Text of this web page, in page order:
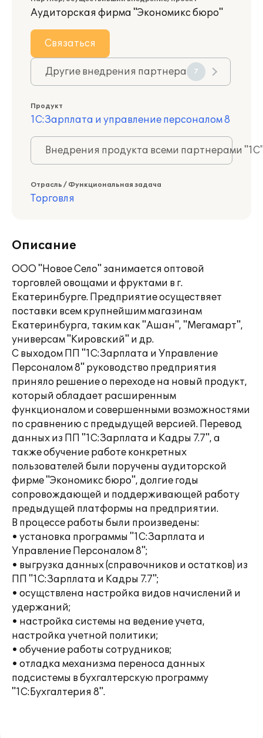
Аудиторская фирма "Экономикс бюро"
Связаться
Другие внедрения партнера 7
Продукт
1С:Зарплата и управление персоналом 8
Внедрения продукта всеми партнерами
Отрасль / Функциональная задача
Торговля
Описание
ООО "Новое Село" занимается оптовой
торговлей овощами и фруктами в г.
Екатеринбурге. Предприятие осуществяет
поставки всем крупнейшим магазинам
Екатеринбурга, таким как "Ашан", "Мегамарт",
универсам "Кировский" и др.
С выходом ПП "1С:Зарплата и Управление
Персоналом 8" руководство предприятия
приняло решение о переходе на новый продукт,
который обладает расширенным
функционалом и совершенными возможностями
по сравнению с предыдущей версией. Перевод
данных из ПП "1С:Зарплата и Кадры 7.7", а
также обучение работе конкретных
пользователей были поручены аудиторской
фирме "Экономикс бюро", долгие годы
сопровождающей и поддерживающей работу
предыдущей платформы на предприятии.
В процессе работы были произведены:
• установка программы "1С:Зарплата и
Управление Персоналом 8";
• выгрузка данных (справочников и остатков) из
ПП "1С:Зарплата и Кадры 7.7";
• осущствлена настройка видов начислений и
удержаний;
• настройка системы на ведение учета,
настройка учетной политики;
• обучение работы сотрудников;
• отладка механизма переноса данных
подсистемы в бухгалтерскую программу
"1С:Бухгалтерия 8".